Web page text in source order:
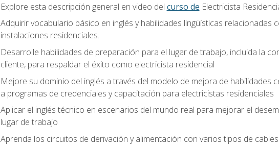
Explore esta descripción general en video del curso de Electricista
Adquirir vocabulario básico en inglés y habilidades lingüísticas
instalaciones residenciales.
Desarrolle habilidades de preparación para el lugar de trabajo, incluida la
cliente, para respaldar el éxito como electricista residencial
Mejore su dominio del inglés a través del modelo de mejora de
a programas de credenciales y capacitación para electricistas residenciales
Aplicar el inglés técnico en escenarios del mundo real para mejorar el
lugar de trabajo
Aprenda los circuitos de derivación y alimentación con varios tipos de